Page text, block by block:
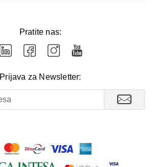
Pratite nas:
Prijava za Newsletter: